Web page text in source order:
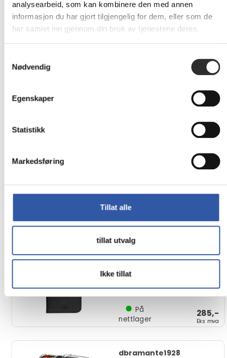
analysearbeid, som kan kombinere den med annen
informasjon du har gjort tilgjengelig for dem, eller som de
har samlet inn gjennom din bruk av tjenestene deres.
Nødvendig
Egenskaper
Statistikk
Markedsføring
Tillat alle
tillat utvalg
Ikke tillat
dbramante1928
Copenhagen - Lommebok
285,-
Eks mva
Copenhagen Slim -
helnarvet lær - svart - for Apple
På
nettlager
dbramante1928
Lommebok for
mobiltelefon
teksturlær - svart - for Apple
iPhone 14 Plus
285,-
Eks mva
På
nettlager
dbramante1928